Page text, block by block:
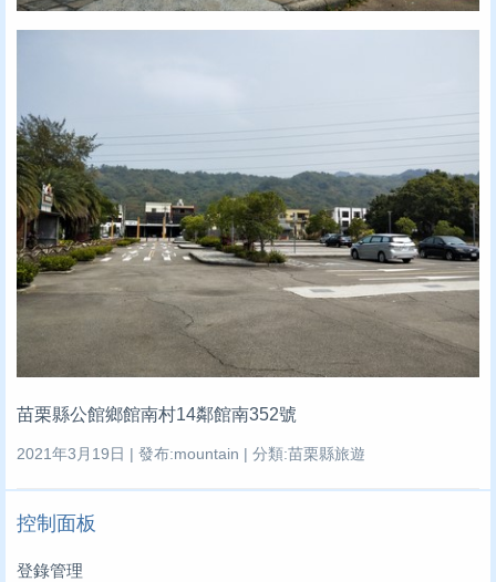
苗栗縣公館鄉館南村14鄰館南352號
2021年3月19日 | 發布:mountain | 分類:苗栗縣旅遊
控制面板
登錄管理